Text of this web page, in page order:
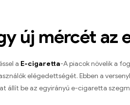
új mércét
a E-cigaretta-A piacok növelik a
elégedettségét. Ebben a
állít be az egyirányú e-cigaretta